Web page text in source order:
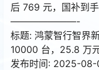
后 769 元，国补到
———————-
标题: 鸿蒙智行智界
10000 台，25.8 万
发布时间: 2025-